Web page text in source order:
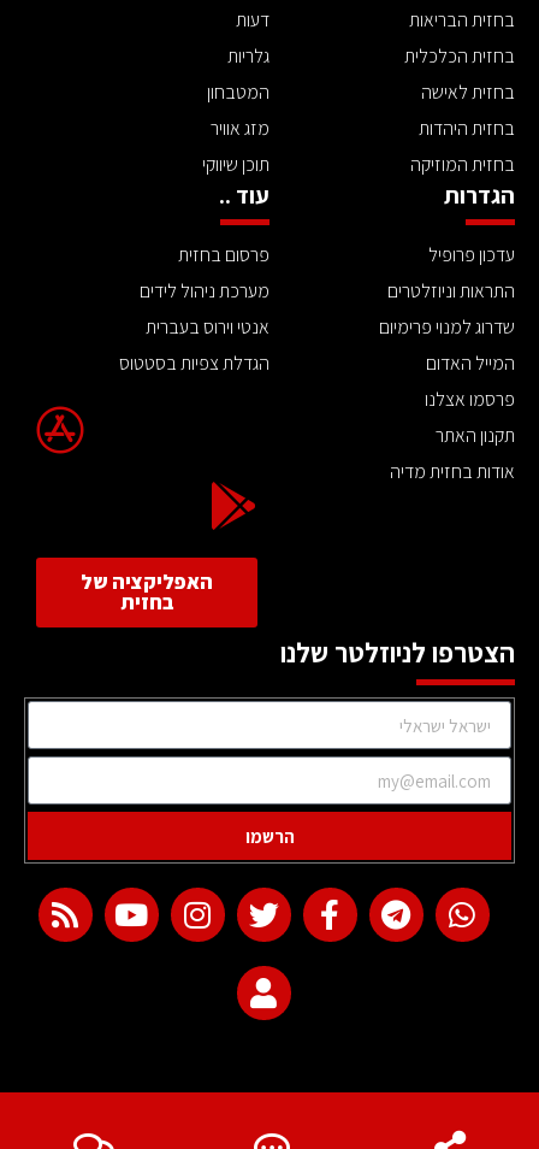
בחזית הבריאות
בחזית הכלכלית
בחזית לאישה
בחזית היהדות
בחזית המוזיקה
דעות
גלריות
המטבחון
מזג אוויר
תוכן שיווקי
הגדרות
עדכון פרופיל
התראות וניוזלטרים
שדרוג למנוי פרימיום
המייל האדום
פרסמו אצלנו
תקנון האתר
אודות בחזית מדיה
עוד ..
פרסום בחזית
מערכת ניהול לידים
אנטי וירוס בעברית
הגדלת צפיות בסטטוס
האפליקציה של
בחזית
הצטרפו לניוזלטר שלנו
הרשמו